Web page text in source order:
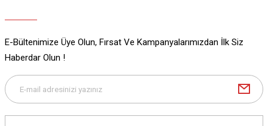
E-Bültenimize Üye Olun, Fırsat Ve Kampanyalarımızdan İlk Siz
Haberdar Olun !